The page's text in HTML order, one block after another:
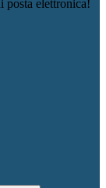
posta elettronica!